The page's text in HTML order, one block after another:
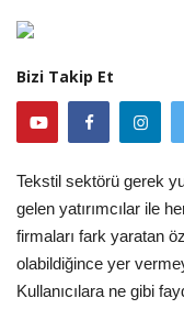
Bizi Takip Et
Tekstil sektörü gerek
gelen yatırımcılar ile
firmaları fark yaratan
olabildiğince yer
Kullanıcılara ne gibi